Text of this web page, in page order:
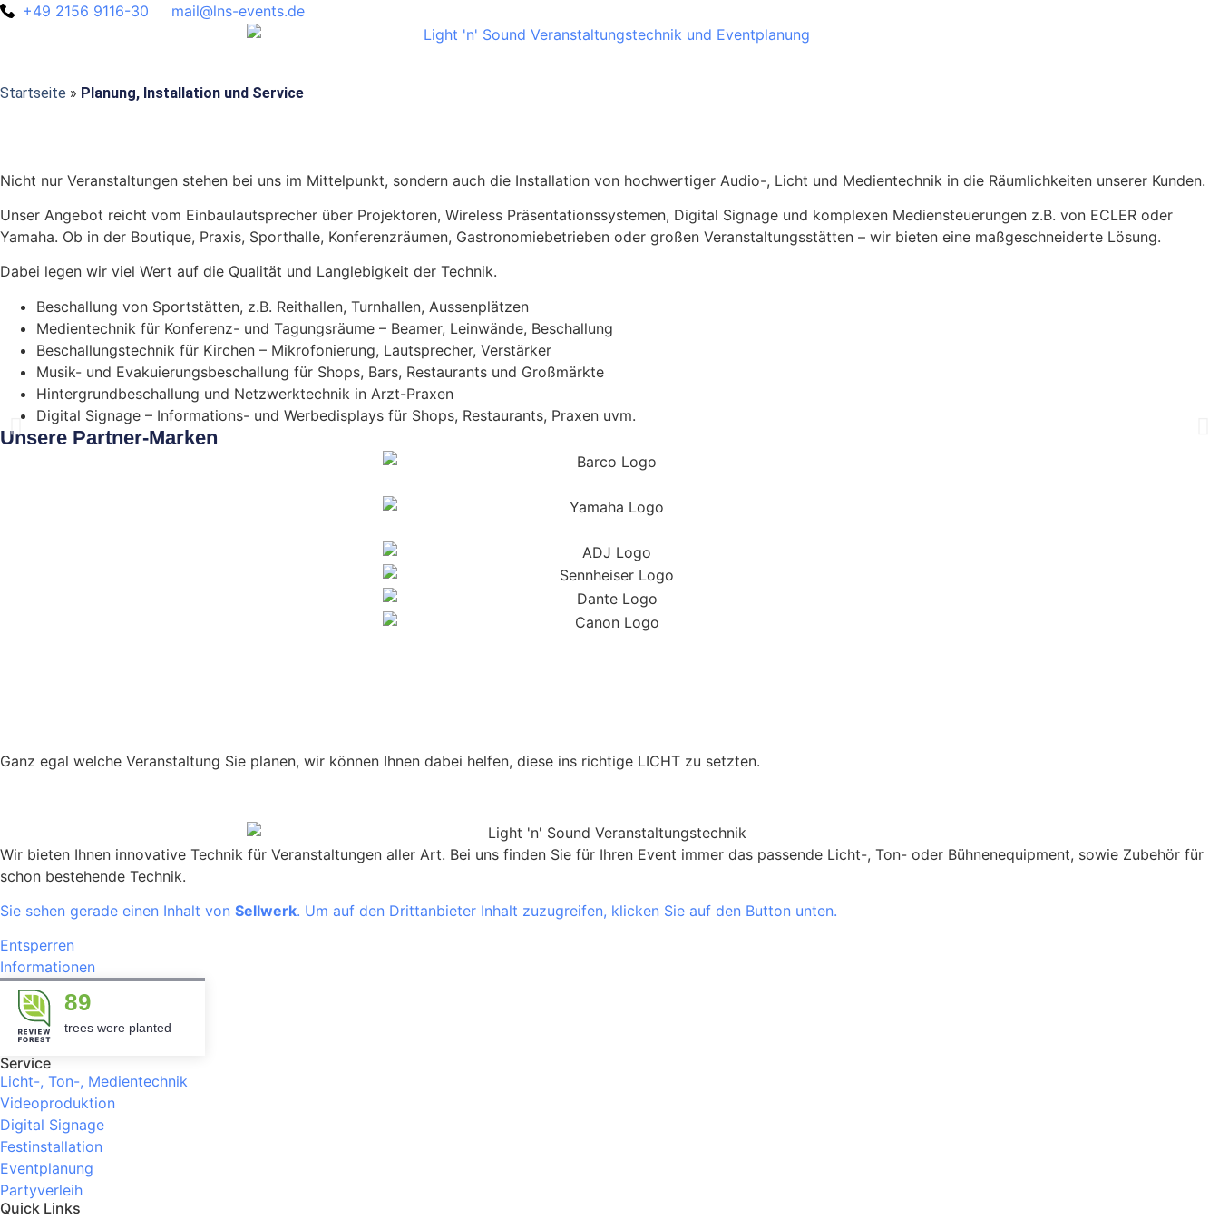
+49 2156 9116-30 mail@lns-events.de
Startseite » Planung, Installation und Service
Nicht nur Veranstaltungen stehen bei uns im Mittelpunkt, sondern auch die Installation von hochwertiger Audio-, Licht und Medientechnik in die Räumlichkeiten unserer Kunden.
Unser Angebot reicht vom Einbaulautsprecher über Projektoren, Wireless Präsentationssystemen, Digital Signage und komplexen Mediensteuerungen z.B. von ECLER oder
Yamaha. Ob in der Boutique, Praxis, Sporthalle, Konferenzräumen, Gastronomiebetrieben oder großen Veranstaltungsstätten – wir bieten eine maßgeschneiderte Lösung.
Dabei legen wir viel Wert auf die Qualität und Langlebigkeit der Technik.
Beschallung von Sportstätten, z.B. Reithallen, Turnhallen, Aussenplätzen
Medientechnik für Konferenz- und Tagungsräume – Beamer, Leinwände, Beschallung
Beschallungstechnik für Kirchen – Mikrofonierung, Lautsprecher, Verstärker
Musik- und Evakuierungsbeschallung für Shops, Bars, Restaurants und Großmärkte
Hintergrundbeschallung und Netzwerktechnik in Arzt-Praxen
Digital Signage – Informations- und Werbedisplays für Shops, Restaurants, Praxen uvm.
Unsere Partner-Marken
Ganz egal welche Veranstaltung Sie planen, wir können Ihnen dabei helfen, diese ins richtige LICHT zu setzten.
Wir bieten Ihnen innovative Technik für Veranstaltungen aller Art. Bei uns finden Sie für Ihren Event immer das passende Licht-, Ton- oder Bühnenequipment, sowie Zubehör für
schon bestehende Technik.
Sie sehen gerade einen Inhalt von Sellwerk. Um auf den Drittanbieter Inhalt zuzugreifen, klicken Sie auf den Button unten.
Entsperren
Informationen
89
trees were planted
Service
Licht-, Ton-, Medientechnik
Videoproduktion
Digital Signage
Festinstallation
Eventplanung
Partyverleih
Quick Links